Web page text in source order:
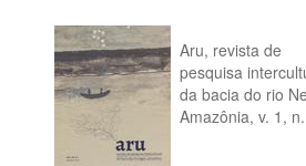
Aru, revista de
pesquisa
da bacia do rio
Amazônia, v. 1,